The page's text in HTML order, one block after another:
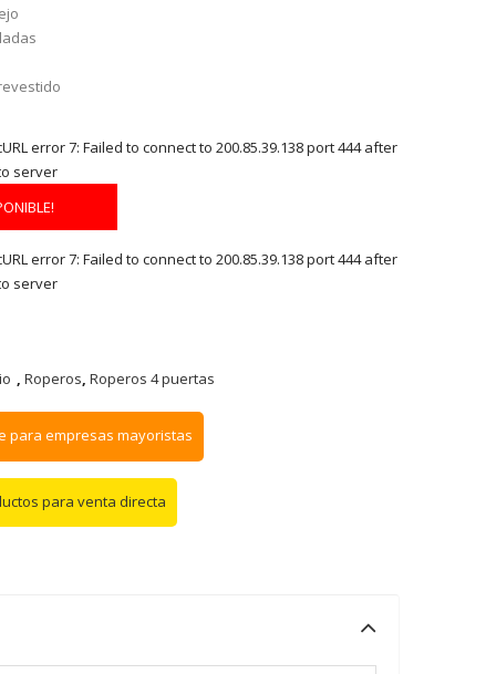
error 7: Failed to connect to 200.85.39.138 port 444 after
server
error 7: Failed to connect to 200.85.39.138 port 444 after
server
, Roperos, Roperos 4 puertas
para empresas mayoristas
para venta directa